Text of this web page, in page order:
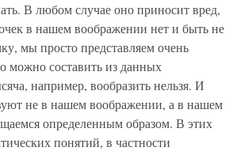
В любом случае оно приносит вред,
в нашем воображении нет и быть не
мы просто представляем очень
можно составить из данных
например, вообразить нельзя. И
не в нашем воображении, а в нашем
определенным образом. В этих
понятий, в частности